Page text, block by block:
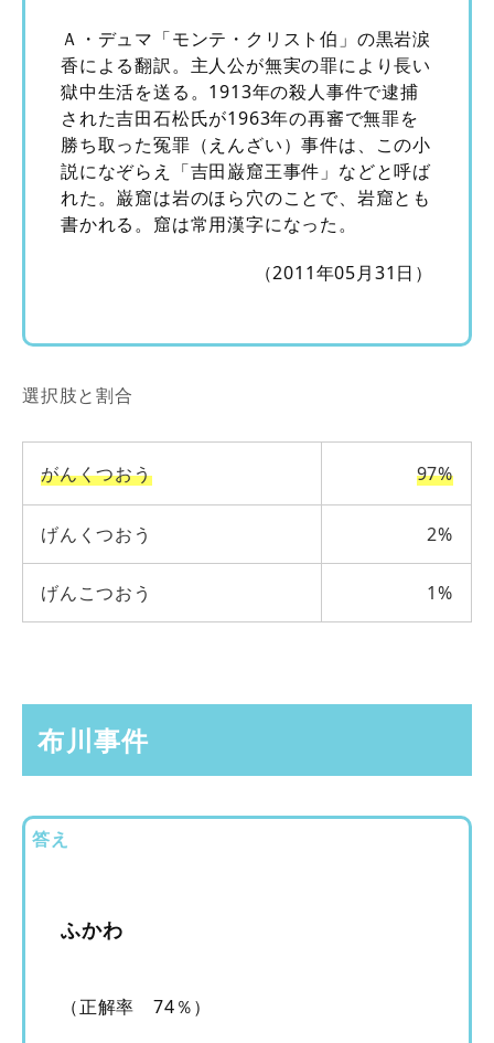
Ａ・デュマ「モンテ・クリスト伯」の黒岩涙
香による翻訳。主人公が無実の罪により長い
獄中生活を送る。1913年の殺人事件で逮捕
された吉田石松氏が1963年の再審で無罪を
勝ち取った冤罪（えんざい）事件は、この小
説になぞらえ「吉田巌窟王事件」などと呼ば
れた。巌窟は岩のほら穴のことで、岩窟とも
書かれる。窟は常用漢字になった。
（2011年05月31日）
選択肢と割合
がんくつおう 97%
げんくつおう 2%
げんこつおう 1%
布川事件
答え
ふかわ
（正解率 74％）